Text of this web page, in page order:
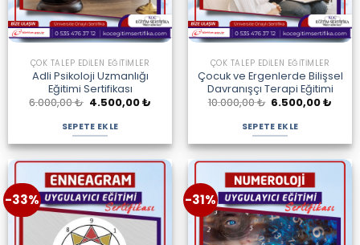
ÇOK TALEP EDILEN EĞITIMLER
Adli Psikoloji Uzmanlığı
Eğitimi Sertifikası
6.000,00₺ Orijinal
6.000,00 ₺.
4.500,00₺Şu
SEPETE EKLE
ÇOK TALEP EDILEN EĞITIMLER
Çocuk ve Ergenlerde Bilişsel
Davranışçı Terapi Eğitimi
10.000,00₺ Orijinal
10.000,00 ₺.
6.500,00₺
SEPETE EKLE
-33% -31%